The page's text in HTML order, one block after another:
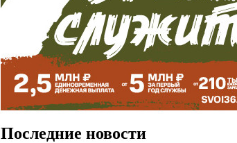
Последние новости